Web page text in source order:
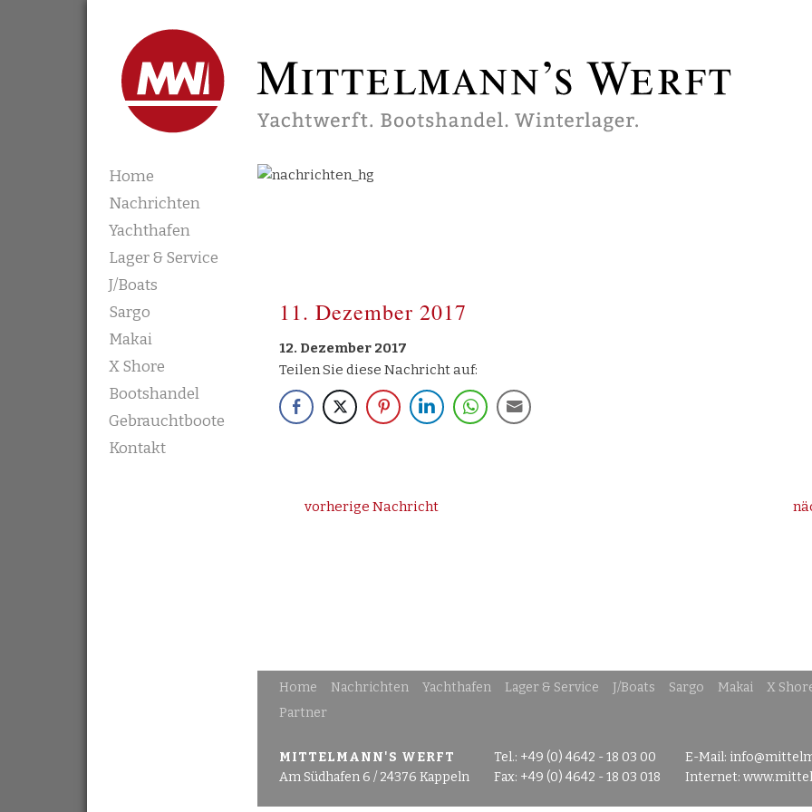
Mittelmann's Werft
Skip to content
Home
Nachrichten
Yachthafen
Lager & Service
J/Boats
Sargo
Makai
X Shore
Bootshandel
Gebrauchtboote
Kontakt
11. Dezember 2017
12. Dezember 2017
Teilen Sie diese Nachricht auf:
vorherige Nachricht
Home Nachrichten Yachthafen Lager & Service J/Boats Sargo Makai X
Partner
MITTELMANN'S WERFT
Am Südhafen 6 / 24376 Kappeln
Tel.: +49 (0) 4642 - 18 03 00
Fax: +49 (0) 4642 - 18 03 018
E-Mail:
Internet: